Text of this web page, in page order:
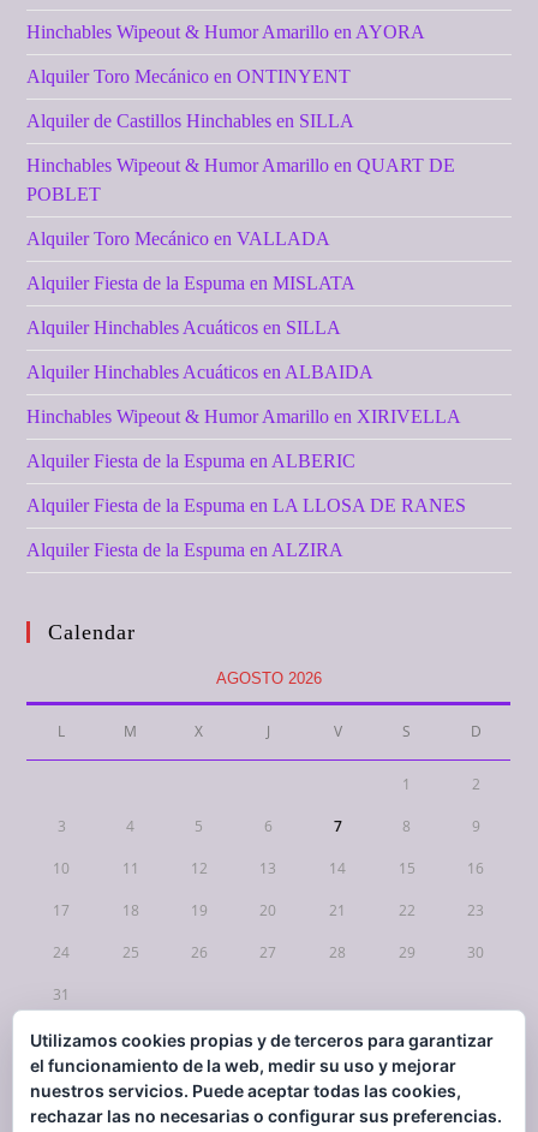
Hinchables Wipeout & Humor Amarillo en AYORA
Alquiler Toro Mecánico en ONTINYENT
Alquiler de Castillos Hinchables en SILLA
Hinchables Wipeout & Humor Amarillo en QUART DE
POBLET
Alquiler Toro Mecánico en VALLADA
Alquiler Fiesta de la Espuma en MISLATA
Alquiler Hinchables Acuáticos en SILLA
Alquiler Hinchables Acuáticos en ALBAIDA
Hinchables Wipeout & Humor Amarillo en XIRIVELLA
Alquiler Fiesta de la Espuma en ALBERIC
Alquiler Fiesta de la Espuma en LA LLOSA DE RANES
Alquiler Fiesta de la Espuma en ALZIRA
Calendar
AGOSTO 2026
L M X J V S D
1 2
3 4 5 6 7 8 9
10 11 12 13 14 15 16
17 18 19 20 21 22 23
24 25 26 27 28 29 30
31
« Mar
Utilizamos cookies propias y de terceros para garantizar
el funcionamiento de la web, medir su uso y mejorar
nuestros servicios. Puede aceptar todas las cookies,
rechazar las no necesarias o configurar sus preferencias.